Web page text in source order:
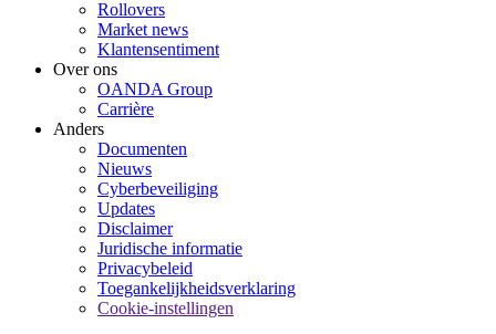
Rollovers
Market news
Klantensentiment
Over ons
OANDA Group
Carrière
Anders
Documenten
Nieuws
Cyberbeveiliging
Updates
Disclaimer
Juridische informatie
Privacybeleid
Toegankelijkheidsverklaring
Cookie-instellingen